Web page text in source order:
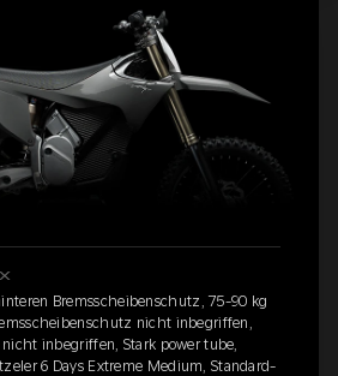
Bremsscheibenschutz, 75-90 kg
nicht inbegriffen,
inbegriffen, Stark power tube,
6 Days Extreme Medium, Standard-